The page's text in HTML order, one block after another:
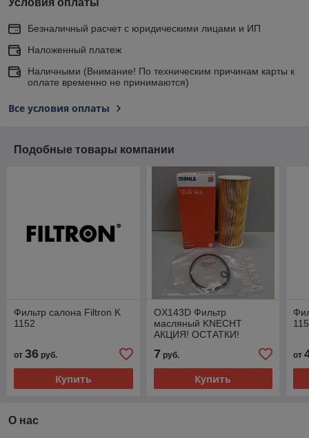
Безналичный расчет с юридическими лицами и ИП
Наложенный платеж
Наличными (Внимание! По техническим причинам карты к
оплате временно не принимаются)
Все условия оплаты
Подобные товары компании
Фильтр салона Filtron K
1152
от 36 руб.
Купить
OX143D Фильтр
масляный KNECHT
АКЦИЯ! ОСТАТКИ!
7 руб.
Купить
от
О нас